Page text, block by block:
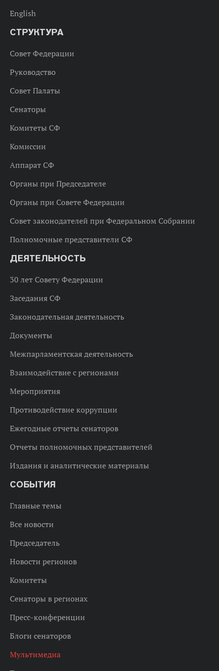
English
СТРУКТУРА
Совет Федерации
Руководство
Совет Палаты
Сенаторы
Комитеты СФ
Комиссии
Аппарат СФ
Органы при Председателе
Органы при Совете Федерации
Совет законодателей при Федеральном Собрании
Полномочные представители СФ
ДЕЯТЕЛЬНОСТЬ
30 лет Совету Федерации
Заседания СФ
Законодательная деятельность
Документы
Межпарламентская деятельность
Взаимодействие с регионами
Мероприятия
Противодействие коррупции
Ежегодные отчеты сенаторов
Отчеты полномочных представителей
Издания и аналитические материалы
СОБЫТИЯ
Главные темы
Все новости
Председатель
Новости регионов
Комитеты
Сенаторы в регионах
Пресс-конференции
Блоги сенаторов
Мультимедиа